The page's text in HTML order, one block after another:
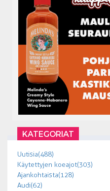
KATEGORIAT
Uutisia (488)
Käytettyjen koeajot (303)
Ajankohtaista (128)
Audi (62)